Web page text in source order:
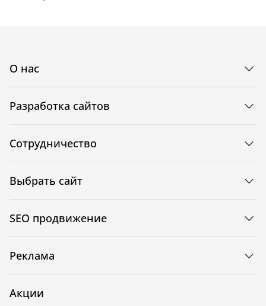
О нас
Разработка сайтов
Сотрудничество
Выбрать сайт
SEO продвижение
Реклама
Акции